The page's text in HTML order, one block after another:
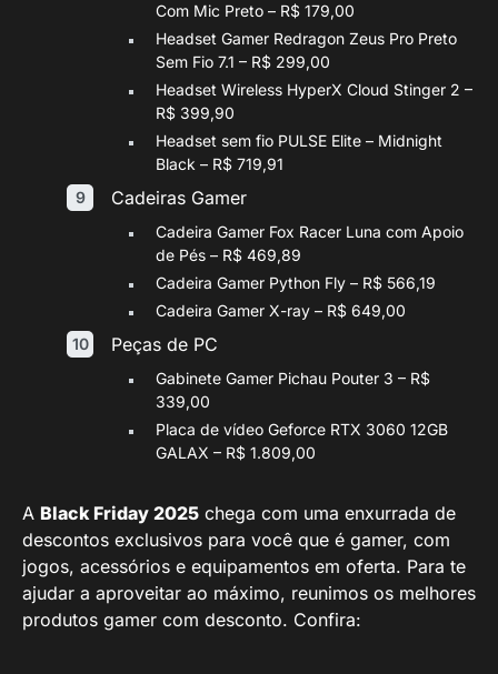
Com Mic Preto – R$ 179,00
Headset Gamer Redragon Zeus Pro Preto
Sem Fio 7.1 – R$ 299,00
Headset Wireless HyperX Cloud Stinger 2 –
R$ 399,90
Headset sem fio PULSE Elite – Midnight
Black – R$ 719,91
Cadeiras Gamer
Cadeira Gamer Fox Racer Luna com Apoio
de Pés – R$ 469,89
Cadeira Gamer Python Fly – R$ 566,19
Cadeira Gamer X-ray – R$ 649,00
Peças de PC
Gabinete Gamer Pichau Pouter 3 – R$
339,00
Placa de vídeo Geforce RTX 3060 12GB
GALAX – R$ 1.809,00
A Black Friday 2025 chega com uma enxurrada de
descontos exclusivos para você que é gamer, com
jogos, acessórios e equipamentos em oferta. Para te
ajudar a aproveitar ao máximo, reunimos os melhores
produtos gamer com desconto. Confira: